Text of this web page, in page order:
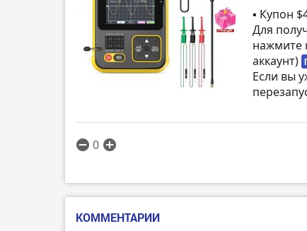
▪️ Купон
Для
нажмите
аккаунт)
Если вы
0
КОММЕНТАРИИ